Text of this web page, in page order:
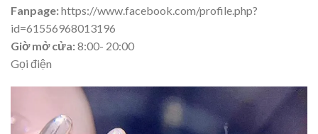
Fanpage:https://www.facebook.com/profile.php?
id=61556968013196
Giờ mở cửa:8:00- 20:00
Gọi điện